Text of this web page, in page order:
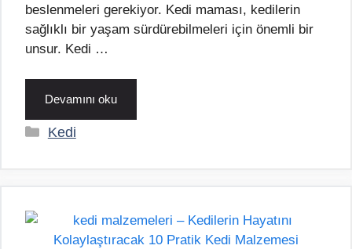
beslenmeleri gerekiyor. Kedi maması, kedilerin
sağlıklı bir yaşam sürdürebilmeleri için önemli bir
unsur. Kedi …
Devamını oku
Kategoriler
Kedi